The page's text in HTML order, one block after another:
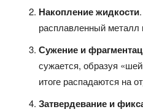
Накопление жидкости
расплавленный металл
Сужение и
сужается, образуя
итоге распадаются на
Затвердевание и